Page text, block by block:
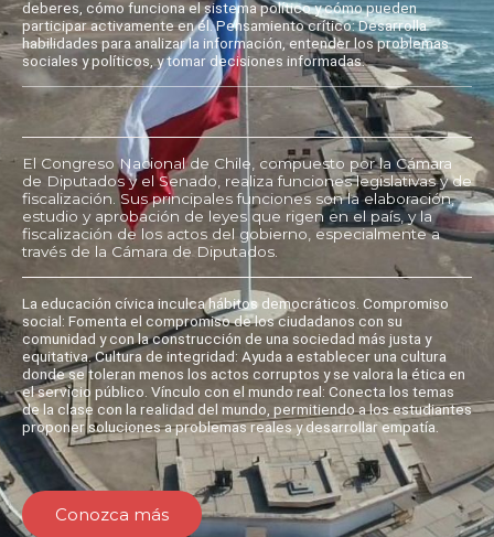
deberes, cómo funciona el sistema político y cómo pueden
participar activamente en él. Pensamiento crítico: Desarrolla
habilidades para analizar la información, entender los problemas
sociales y políticos, y tomar decisiones informadas.
El Congreso Nacional de Chile, compuesto por la Cámara
de Diputados y el Senado, realiza funciones legislativas y de
fiscalización. Sus principales funciones son la elaboración,
estudio y aprobación de leyes que rigen en el país, y la
fiscalización de los actos del gobierno, especialmente a
través de la Cámara de Diputados.
La educación cívica inculca hábitos democráticos. Compromiso
social: Fomenta el compromiso de los ciudadanos con su
comunidad y con la construcción de una sociedad más justa y
equitativa. Cultura de integridad: Ayuda a establecer una cultura
donde se toleran menos los actos corruptos y se valora la ética en
el servicio público. Vínculo con el mundo real: Conecta los temas
de la clase con la realidad del mundo, permitiendo a los estudiantes
proponer soluciones a problemas reales y desarrollar empatía.
Conozca más